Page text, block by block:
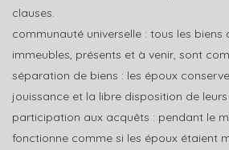
clauses.
communauté universelle : tous les biens
immeubles, présents et à venir, sont
séparation de biens : les époux
jouissance et la libre disposition de
participation aux acquêts : pendant le
fonctionne comme si les époux étaient